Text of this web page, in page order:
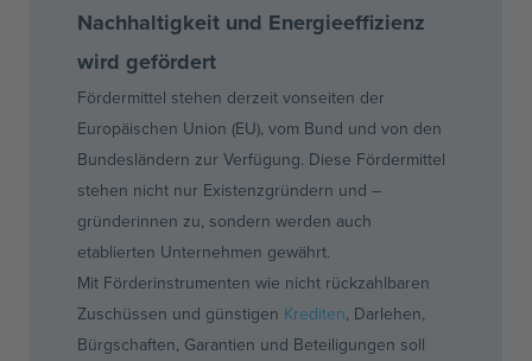
Nachhaltigkeit und Energieeffizienz
wird gefördert
Fördermittel stehen derzeit vonseiten der
Europäischen Union (EU), vom Bund und von den
Bundesländern zur Verfügung. Diese Fördermittel
stehen nicht nur Existenzgründern und –
gründerinnen zu, sondern werden auch
etablierten Unternehmen gewährt.
Mit Förderinstrumenten wie nicht rückzahlbaren
Zuschüssen und günstigen Krediten, Darlehen,
Bürgschaften, Garantien und Beteiligungen soll